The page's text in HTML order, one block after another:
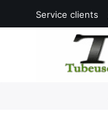
Service clients